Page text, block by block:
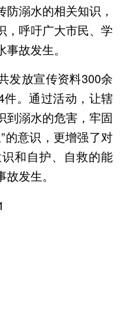
溺水的相关知识，
，呼吁广大市民、学
故发生。
放宣传资料300余
。通过活动，让辖
到溺水的危害，牢固
的意识，更增强了对
和自护、自救的能
发生。